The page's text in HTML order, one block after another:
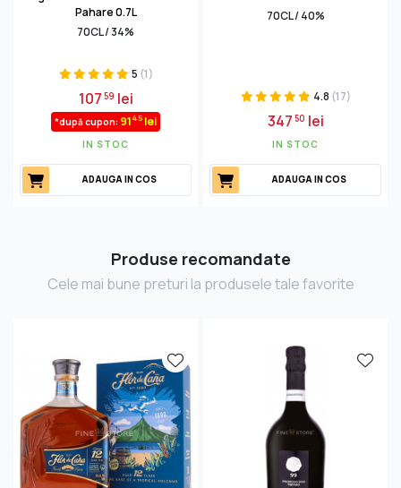
Pahare 0.7L
70CL / 34%
5 (1)
10759 lei
*după cupon: 9145 lei
IN STOC
ADAUGA IN COS
70CL / 40%
4.8 (17)
34750 lei
IN STOC
ADAUGA IN COS
Produse recomandate
Cele mai bune preturi la produsele tale favorite